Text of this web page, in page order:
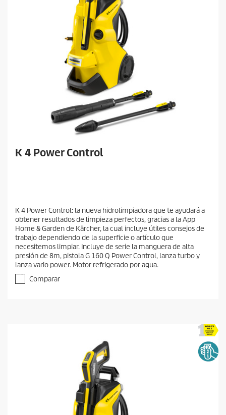
K 4 Power Control
K 4 Power Control: la nueva hidrolimpiadora que te ayudará a
obtener resultados de limpieza perfectos, gracias a la App
Home & Garden de Kärcher, la cual incluye útiles consejos de
trabajo dependiendo de la superficie o artículo que
necesitemos limpiar. Incluye de serie la manguera de alta
presión de 8m, pistola G 160 Q Power Control, lanza turbo y
lanza vario power. Motor refrigerado por agua.
Comparar